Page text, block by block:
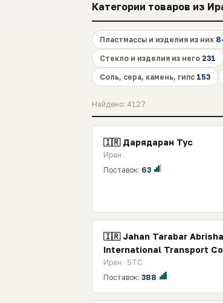
Категории товаров из
Пластмассы и изделия из них
Стекло и изделия из него 231
Соль, сера, камень, гипс 153
Найдено: 4127
🇮🇷 Дарядаран Тус
Иран
Поставок: 63
🇮🇷 Jahan Tarabar
International Transport
Иран · STC
Поставок: 388